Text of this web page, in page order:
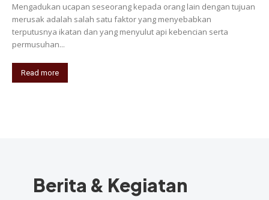
Mengadukan ucapan seseorang kepada orang lain dengan tujuan
merusak adalah salah satu faktor yang menyebabkan
terputusnya ikatan dan yang menyulut api kebencian serta
permusuhan...
Read more
Berita & Kegiatan